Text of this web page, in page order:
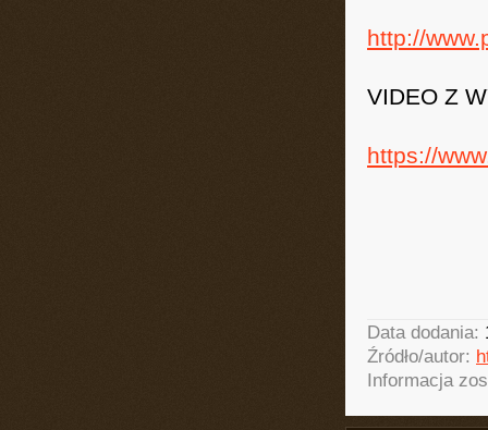
http://
VIDEO Z
https://
Data dodania:
Źródło/autor:
Informacja